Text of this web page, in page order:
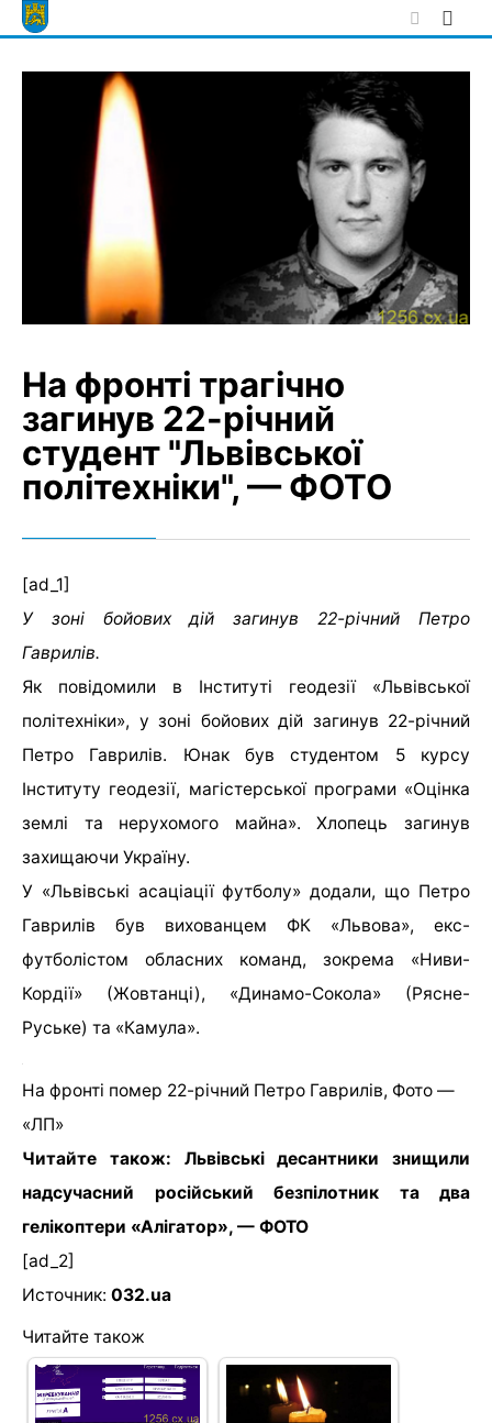
Skip
to
На фронті трагічно
загинув 22-річний
студент "Львівської
політехніки", — ФОТО
[ad_1]
У зоні бойових дій загинув 22-річний Петро
Гаврилів.
Як повідомили в Інституті геодезії «Львівської
політехніки», у зоні бойових дій загинув 22-річний
Петро Гаврилів. Юнак був студентом 5 курсу
Інституту геодезії, магістерської програми «Оцінка
землі та нерухомого майна». Хлопець загинув
захищаючи Україну.
У «Львівські асаціації футболу» додали, що Петро
Гаврилів був вихованцем ФК «Львова», екс-
футболістом обласних команд, зокрема «Ниви-
Кордії» (Жовтанці), «Динамо-Сокола» (Рясне-
Руське) та «Камула».
На фронті помер 22-річний Петро Гаврилів, Фото —
«ЛП»
Читайте також: Львівські десантники знищили
надсучасний російський безпілотник та два
гелікоптери «Алігатор», — ФОТО
[ad_2]
Источник: 032.ua
Читайте також